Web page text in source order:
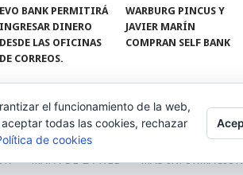
EVO BANK PERMITIRÁ
INGRESAR DINERO
DESDE LAS OFICINAS
DE CORREOS.
WARBURG PINCUS Y
JAVIER MARÍN
COMPRAN SELF BANK
MAPA DE LA WEB MÁS
el funcionamiento de la web,
todas las cookies, rechazar
de cookies